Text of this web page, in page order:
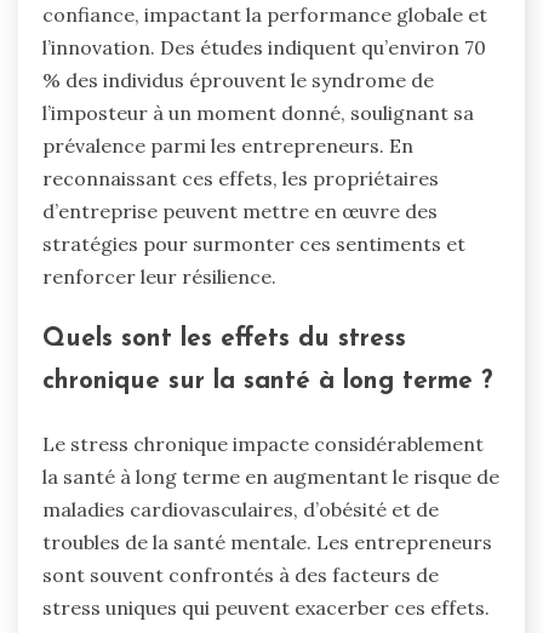
confiance, impactant la performance globale et
l’innovation. Des études indiquent qu’environ 70
% des individus éprouvent le syndrome de
l’imposteur à un moment donné, soulignant sa
prévalence parmi les entrepreneurs. En
reconnaissant ces effets, les propriétaires
d’entreprise peuvent mettre en œuvre des
stratégies pour surmonter ces sentiments et
renforcer leur résilience.
Quels sont les effets du stress
chronique sur la santé à long terme ?
Le stress chronique impacte considérablement
la santé à long terme en augmentant le risque de
maladies cardiovasculaires, d’obésité et de
troubles de la santé mentale. Les entrepreneurs
sont souvent confrontés à des facteurs de
stress uniques qui peuvent exacerber ces effets.